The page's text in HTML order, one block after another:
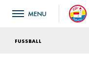
FUSSBALL